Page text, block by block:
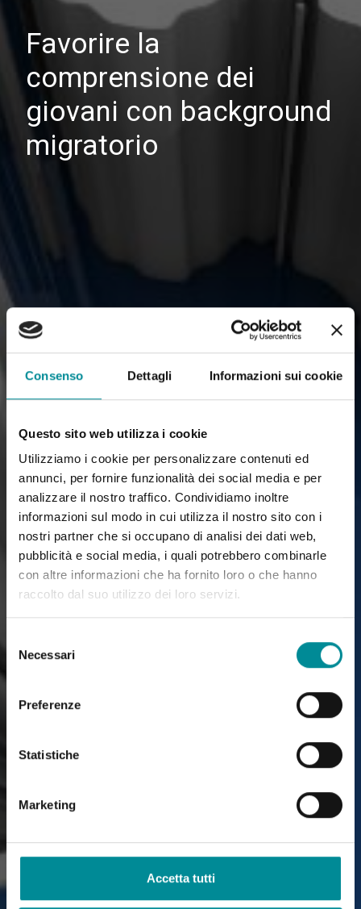
Consenso Dettagli Informazioni sui cookie
Questo sito web utilizza i cookie
Utilizziamo i cookie per personalizzare contenuti ed
annunci, per fornire funzionalità dei social media e per
analizzare il nostro traffico. Condividiamo inoltre
informazioni sul modo in cui utilizza il nostro sito con i
nostri partner che si occupano di analisi dei dati web,
pubblicità e social media, i quali potrebbero combinarle
con altre informazioni che ha fornito loro o che hanno
raccolto dal suo utilizzo dei loro servizi.
del
consenso
Necessari
Preferenze
Statistiche
Marketing
Accetta tutti
Favorire la
comprensione dei
giovani con background
migratorio